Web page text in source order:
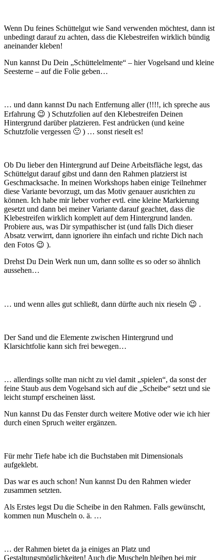
Wenn Du feines Schüttelgut wie Sand verwenden möchtest, dann ist
unbedingt darauf zu achten, dass die Klebestreifen wirklich bündig
aneinander kleben!
Nun kannst Du Dein „Schüttelelmente“ – hier Vogelsand und kleine
Seesterne – auf die Folie geben…
… und dann kannst Du nach Entfernung aller (!!!!, ich spreche aus
Erfahrung 😉 ) Schutzfolien auf den Klebestreifen Deinen
Hintergrund darüber platzieren. Fest andrücken (und keine
Schutzfolie vergessen 🙂 ) … sonst rieselt es!
Ob Du lieber den Hintergrund auf Deine Arbeitsfläche legst, das
Schüttelgut darauf gibst und dann den Rahmen platzierst ist
Geschmacksache. In meinen Workshops haben einige Teilnehmer
diese Variante bevorzugt, um das Motiv genauer ausrichten zu
können. Ich habe mir lieber vorher evtl. eine kleine Markierung
gesetzt und dann bei meiner Variante darauf geachtet, dass die
Klebestreifen wirklich komplett auf dem Hintergrund landen.
Probiere aus, was Dir sympathischer ist (und falls Dich dieser
Absatz verwirrt, dann ignoriere ihn einfach und richte Dich nach
den Fotos 😉 ).
Drehst Du Dein Werk nun um, dann sollte es so oder so ähnlich
aussehen…
… und wenn alles gut schließt, dann dürfte auch nix rieseln 😉 .
Der Sand und die Elemente zwischen Hintergrund und
Klarsichtfolie kann sich frei bewegen…
… allerdings sollte man nicht zu viel damit „spielen“, da sonst der
feine Staub aus dem Vogelsand sich auf die „Scheibe“ setzt und sie
leicht stumpf erscheinen lässt.
Nun kannst Du das Fenster durch weitere Motive oder wie ich hier
durch einen Spruch weiter ergänzen.
Für mehr Tiefe habe ich die Buchstaben mit Dimensionals
aufgeklebt.
Das war es auch schon! Nun kannst Du den Rahmen wieder
zusammen setzten.
Als Erstes legst Du die Scheibe in den Rahmen. Falls gewünscht,
kommen nun Muscheln o. ä. …
… der Rahmen bietet da ja einiges an Platz und
Gestaltungsmöglichkeiten! Auch die Muscheln bleiben bei mir